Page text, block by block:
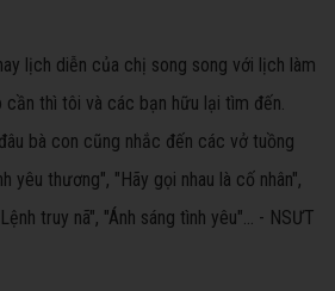
lịch diễn của chị song song với lịch làm
thì tôi và các bạn hữu lại tìm đến.
bà con cũng nhắc đến các vở tuồng
yêu thương", "Hãy gọi nhau là cố nhân",
truy nã", "Ánh sáng tình yêu"… - NSƯT